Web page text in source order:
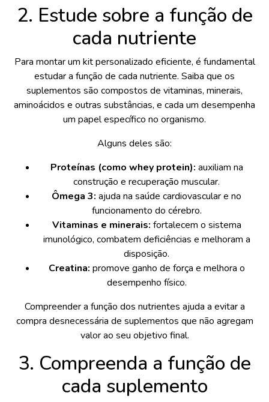
2. Estude sobre a função de
cada nutriente
Para montar um kit personalizado eficiente, é fundamental
estudar a função de cada nutriente. Saiba que os
suplementos são compostos de vitaminas, minerais,
aminoácidos e outras substâncias, e cada um desempenha
um papel específico no organismo.
Alguns deles são:
Proteínas (como whey protein): auxiliam na
construção e recuperação muscular.
Ômega 3: ajuda na saúde cardiovascular e no
funcionamento do cérebro.
Vitaminas e minerais: fortalecem o sistema
imunológico, combatem deficiências e melhoram a
disposição.
Creatina: promove ganho de força e melhora o
desempenho físico.
Compreender a função dos nutrientes ajuda a evitar a
compra desnecessária de suplementos que não agregam
valor ao seu objetivo final.
3. Compreenda a função de
cada suplemento